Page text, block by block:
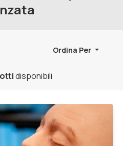
Ordina Per
disponibili